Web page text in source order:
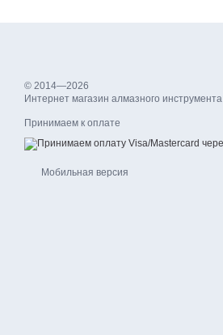
© 2014—2026
Интернет магазин алмазного инструмента
Принимаем к оплате
Мобильная версия